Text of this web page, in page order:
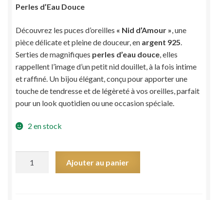
Perles d’Eau Douce
Découvrez les puces d’oreilles « Nid d’Amour » , une
pièce délicate et pleine de douceur, en argent 925
Serties de magnifiques perles d’eau douce , elles
rappellent l’image d’un petit nid douillet, à la fois intime
et raffiné. Un bijou élégant, conçu pour apporter une
touche de tendresse et de légèreté à vos oreilles, parfait
pour un look quotidien ou une occasion spéciale.
2 en stock
Ajouter au panier